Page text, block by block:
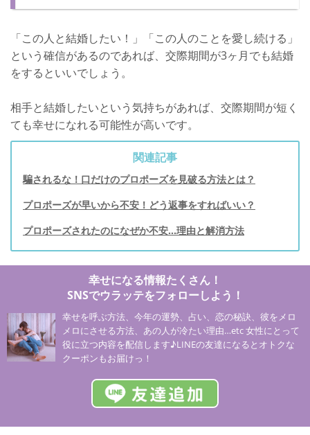
「この人と結婚したい！」「この人のことを愛し続ける」
という確信があるのであれば、交際期間が3ヶ月でも結婚
をするといいでしょう。
相手と結婚したいという気持ちがあれば、交際期間が短く
ても幸せになれる可能性が高いです。
関連記事
騙されるな！口だけのプロポーズを見破る方法とは？
プロポーズが早いから不安！どう返事をすればいい？
プロポーズされたのになぜか不安...理由と解消方法
幸せになる情報たくさん！
SNSでウラッテをフォローしよう！
幸せを呼ぶ方法、今年の運勢、占い、恋の秘訣、彼をメロ
メロにさせる方法、あの人が冷たい理由…etc 女性にとって
役に立つ内容を配信します♪LINEの友達になるとオトクな
クーポンもお届けっ！